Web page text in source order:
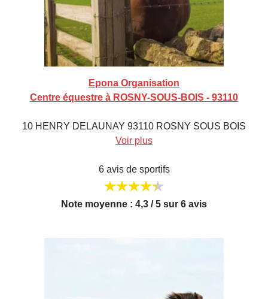
Epona Organisation
Centre équestre à ROSNY-SOUS-BOIS - 93110
10 HENRY DELAUNAY 93110 ROSNY SOUS BOIS
Voir plus
6 avis de sportifs
Note moyenne : 4,3 / 5 sur 6 avis